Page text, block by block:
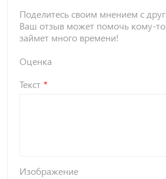
Поделитесь своим мнением с
Ваш отзыв может помочь кому-
займет много времени!
Оценка
Текст
Изображение